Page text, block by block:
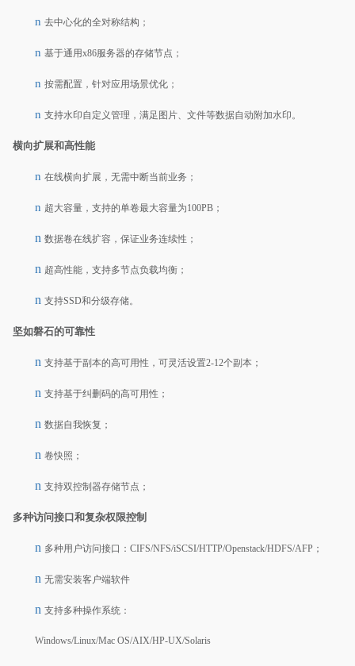
n 去中心化的全对称结构；
n 基于通用x86服务器的存储节点；
n 按需配置，针对应用场景优化；
n 支持水印自定义管理，满足图片、文件等数据自动附加水印。
横向扩展和高性能
n 在线横向扩展，无需中断当前业务；
n 超大容量，支持的单卷最大容量为100PB；
n 数据卷在线扩容，保证业务连续性；
n 超高性能，支持多节点负载均衡；
n 支持SSD和分级存储。
坚如磐石的可靠性
n 支持基于副本的高可用性，可灵活设置2-12个副本；
n 支持基于纠删码的高可用性；
n 数据自我恢复；
n 卷快照；
n 支持双控制器存储节点；
多种访问接口和复杂权限控制
n 多种用户访问接口：CIFS/NFS/iSCSI/HTTP/Openstack/HDFS/AFP；
n 无需安装客户端软件
n 支持多种操作系统：
Windows/Linux/Mac OS/AIX/HP-UX/Solaris